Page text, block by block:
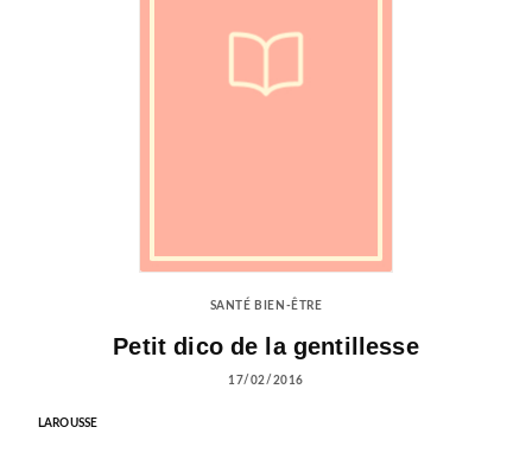
SANTÉ BIEN-ÊTRE
Petit dico de la gentillesse
17/02/2016
LAROUSSE